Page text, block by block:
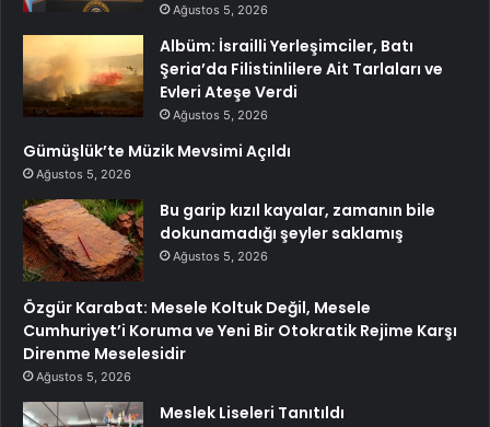
Ağustos 5, 2026
Albüm: İsrailli Yerleşimciler, Batı
Şeria’da Filistinlilere Ait Tarlaları ve
Evleri Ateşe Verdi
Ağustos 5, 2026
Gümüşlük’te Müzik Mevsimi Açıldı
Ağustos 5, 2026
Bu garip kızıl kayalar, zamanın bile
dokunamadığı şeyler saklamış
Ağustos 5, 2026
Özgür Karabat: Mesele Koltuk Değil, Mesele
Cumhuriyet’i Koruma ve Yeni Bir Otokratik Rejime Karşı
Direnme Meselesidir
Ağustos 5, 2026
Meslek Liseleri Tanıtıldı